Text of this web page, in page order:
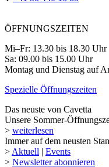
ÖFFNUNGSZEITEN
Mi–Fr: 13.30 bis 18.30 Uhr
Sa: 09.00 bis 15.00 Uhr
Montag und Dienstag auf
Spezielle Öffnungszeiten
Das neuste von Cavetta
Unsere Sommer-
> weiterlesen
Immer auf dem neusten
> Aktuell | Events
> Newsletter abonnieren